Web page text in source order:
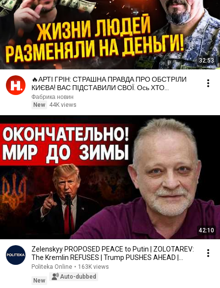
32:53
🔥АРТІ ГРІН: СТРАШНА ПРАВДА ПРО ОБСТРІЛИ
КИЄВА! ВАС ПІДСТАВИЛИ СВОЇ. Ось ХТО
ВІДПОВІДАЄ ЗА ВЛУЧАННЯ
Фабрика новин
New
44K views
42:10
Zelenskyy PROPOSED PEACE to Putin | ZOLOTAREV:
The Kremlin REFUSES | Trump PUSHES AHEAD |
WINTER ...
Politeka Online • 163K views
New
Auto-dubbed